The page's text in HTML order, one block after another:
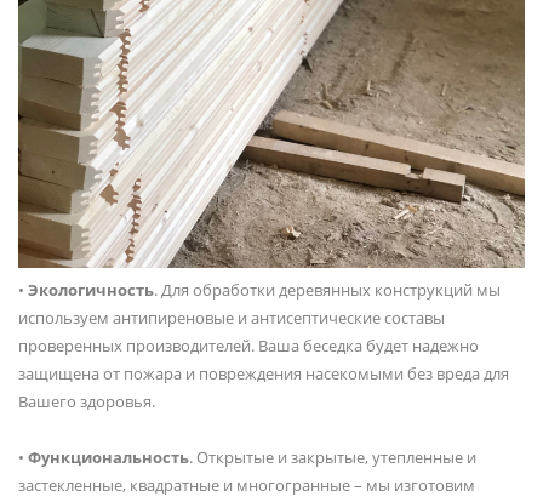
• Экологичность. Для обработки деревянных конструкций мы
используем антипиреновые и антисептические составы
проверенных производителей. Ваша беседка будет надежно
защищена от пожара и повреждения насекомыми без вреда для
Вашего здоровья.
• Функциональность. Открытые и закрытые, утепленные и
застекленные, квадратные и многогранные – мы изготовим